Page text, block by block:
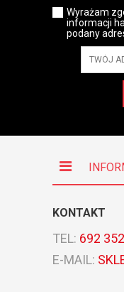
Wyrażam
informacji
podany
KONTAKT
TEL: 692
E-MAIL: